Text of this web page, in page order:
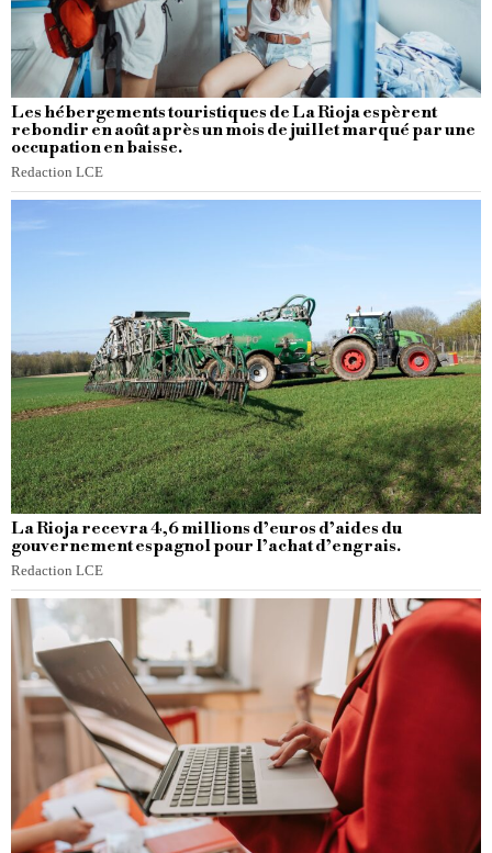
Les hébergements touristiques de La Rioja espèrent
rebondir en août après un mois de juillet marqué par une
occupation en baisse.
Redaction LCE
La Rioja recevra 4,6 millions d’euros d’aides du
gouvernement espagnol pour l’achat d’engrais.
Redaction LCE